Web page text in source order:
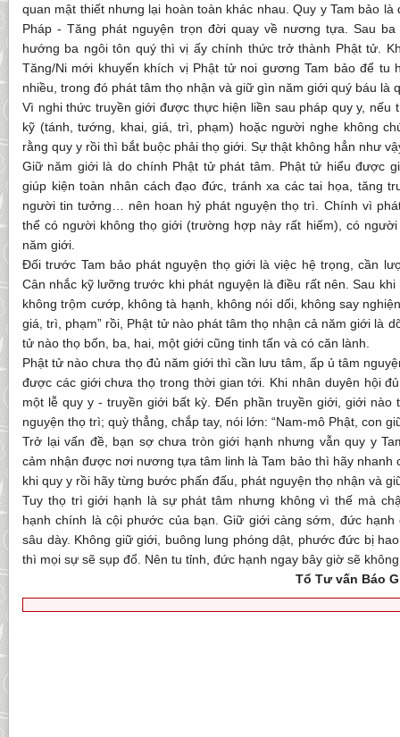
quan mật thiết nhưng lại hoàn toàn khác nhau. Quy y Tam bảo
Pháp - Tăng phát nguyện trọn đời quay về nương tựa. Sau
hướng ba ngôi tôn quý thì vị ấy chính thức trở thành Phật tử.
Tăng/Ni mới khuyến khích vị Phật tử noi gương Tam bảo để tu
nhiều, trong đó phát tâm thọ nhận và giữ gìn năm giới quý báu là
Vì nghi thức truyền giới được thực hiện liền sau pháp quy y, nếu
kỹ (tánh, tướng, khai, giá, trì, phạm) hoặc người nghe không
rằng quy y rồi thì bắt buộc phải thọ giới. Sự thật không hẳn như
Giữ năm giới là do chính Phật tử phát tâm. Phật tử hiểu được
giúp kiện toàn nhân cách đạo đức, tránh xa các tai họa, tăng
người tin tưởng… nên hoan hỷ phát nguyện thọ trì. Chính vì
thể có người không thọ giới (trường hợp này rất hiếm), có
năm giới.
Đối trước Tam bảo phát nguyện thọ giới là việc hệ trọng, cần
Cân nhắc kỹ lưỡng trước khi phát nguyện là điều rất nên. Sau
không trộm cướp, không tà hạnh, không nói dối, không say
giá, trì, phạm” rồi, Phật tử nào phát tâm thọ nhận cả năm giới là
tử nào thọ bốn, ba, hai, một giới cũng tinh tấn và có căn lành.
Phật tử nào chưa thọ đủ năm giới thì cần lưu tâm, ấp ủ tâm
được các giới chưa thọ trong thời gian tới. Khi nhân duyên hội
một lễ quy y - truyền giới bất kỳ. Đến phần truyền giới, giới nào
nguyện thọ trì; quỳ thẳng, chắp tay, nói lớn: “Nam-mô Phật, con
Trở lại vấn đề, bạn sợ chưa tròn giới hạnh nhưng vẫn quy y
cảm nhận được nơi nương tựa tâm linh là Tam bảo thì hãy nhanh
khi quy y rồi hãy từng bước phấn đấu, phát nguyện thọ nhận và
Tuy thọ trì giới hạnh là sự phát tâm nhưng không vì thế mà
hạnh chính là cội phước của bạn. Giữ giới càng sớm, đức
sâu dày. Không giữ giới, buông lung phóng dật, phước đức bị
thì mọi sự sẽ sụp đổ. Nên tu tỉnh, đức hạnh ngay bây giờ sẽ
Tổ Tư vấn Báo